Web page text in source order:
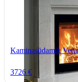
Kaminasüdamik
3726 €